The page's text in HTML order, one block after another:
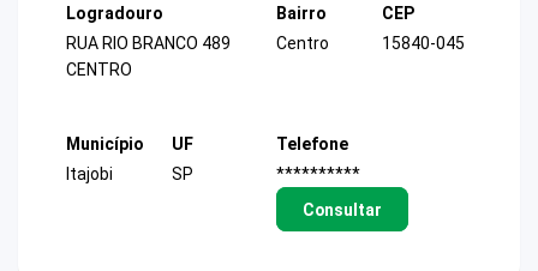
Logradouro
RUA RIO BRANCO 489
CENTRO
Bairro
Centro
CEP
15840-045
Município
Itajobi
UF
SP
Telefone
**********
Consultar